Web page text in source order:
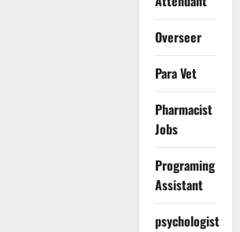
Overseer
Para Vet
Pharmacist
Jobs
Programing
Assistant
psychologist